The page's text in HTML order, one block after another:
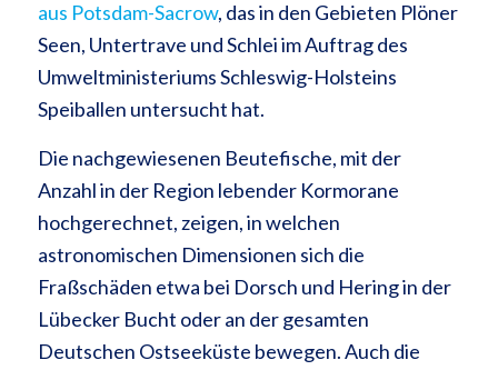
aus Potsdam-Sacrow, das in den Gebieten Plöner
Seen, Untertrave und Schlei im Auftrag des
Umweltministeriums Schleswig-Holsteins
Speiballen untersucht hat.
Die nachgewiesenen Beutefische, mit der
Anzahl in der Region lebender Kormorane
hochgerechnet, zeigen, in welchen
astronomischen Dimensionen sich die
Fraßschäden etwa bei Dorsch und Hering in der
Lübecker Bucht oder an der gesamten
Deutschen Ostseeküste bewegen. Auch die